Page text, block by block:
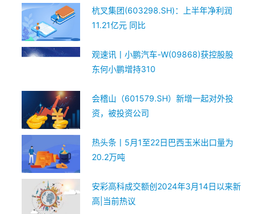
杭叉集团(603298.SH)：上半年净利润
11.21亿元 同比
观速讯丨小鹏汽车-W(09868)获控股股
东何小鹏增持310
会稽山（601579.SH）新增一起对外投
资，被投资公司
热头条丨5月1至22日巴西玉米出口量为
20.2万吨
安彩高科成交额创2024年3月14日以来新
高|当前热议